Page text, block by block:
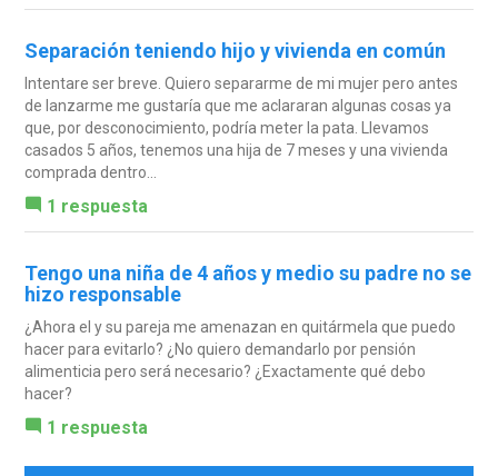
Separación teniendo hijo y vivienda en común
Intentare ser breve. Quiero separarme de mi mujer pero antes
de lanzarme me gustaría que me aclararan algunas cosas ya
que, por desconocimiento, podría meter la pata. Llevamos
casados 5 años, tenemos una hija de 7 meses y una vivienda
comprada dentro...
1 respuesta
Tengo una niña de 4 años y medio su padre no se
hizo responsable
¿Ahora el y su pareja me amenazan en quitármela que puedo
hacer para evitarlo? ¿No quiero demandarlo por pensión
alimenticia pero será necesario? ¿Exactamente qué debo
hacer?
1 respuesta